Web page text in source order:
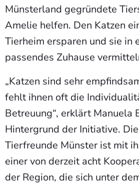
Münsterland gegründete
Amelie helfen. Den Katzen
Tierheim ersparen und sie in
passendes Zuhause
„Katzen sind sehr
fehlt ihnen oft die
Betreuung“, erklärt Manuela
Hintergrund der Initiative.
Tierfreunde Münster ist mit
einer von derzeit acht
der Region, die sich unter